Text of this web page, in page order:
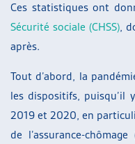
Ces statistiques ont
Sécurité sociale (CHSS),
après.
Tout d’abord, la
les dispositifs, puisqu’il
2019 et 2020, en
de l’assurance-